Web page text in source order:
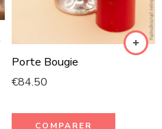
Porte Bougie
€84.50
COMPARER